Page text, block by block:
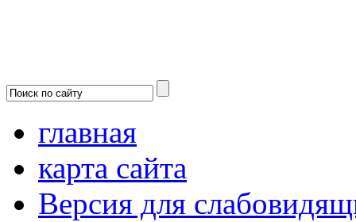
главная
карта сайта
Версия для